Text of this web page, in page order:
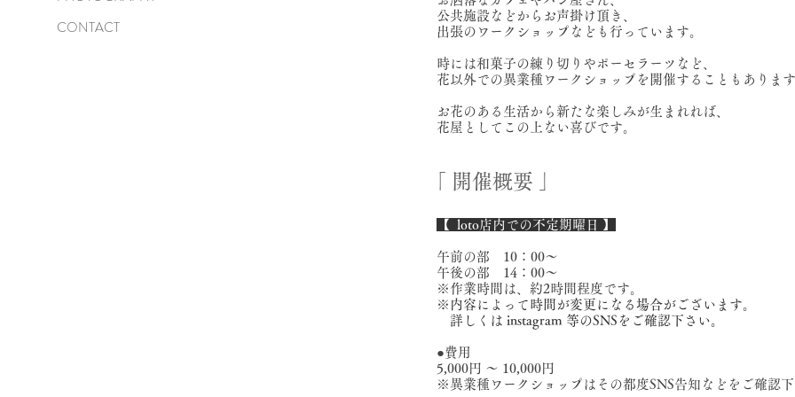
CONTACT
公共施設などからお声掛け頂き、
出張のワークショップなども行っています。
時には和菓子の練り切りやポーセラーツなど、
花以外での異業種ワークショップを開催することもあります
お花のある生活から 新たな楽しみが生まれれば、
花屋としてこの上ない喜びです。
​「 開催概要 」
【 loto店内での不定期曜日​ 】
午前の部 10：00～
午後の部 14：00～
※作業時間は、約2時間程度です。
※ 内容によって時間が変更になる場合がございます。
詳しくは instagram 等のSNSをご確認下さい。
●費用
5,000円 ～ 10,000円
​※異業種ワークショップはその都度SNS告知などをご確認下